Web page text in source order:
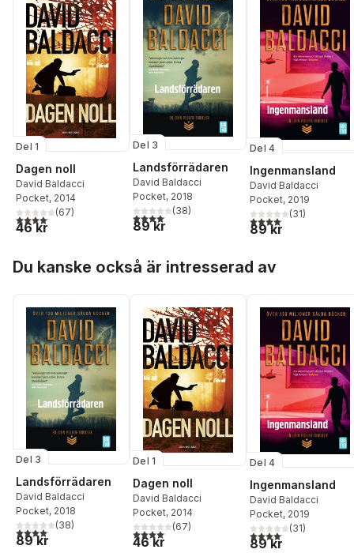
Del 1
Dagen noll
David Baldacci
Pocket, 2014
4,1utav 5 stjärnor. Totalt antal röster:
(67)
46 kr
Del 3
Landsförrädaren
David Baldacci
Pocket, 2018
4,1utav 5 stjärnor. Totalt antal röster:
(38)
89 kr
Del 4
Ingenmansland
David Baldacci
Pocket, 2019
4,1utav 5 stjärnor.
(31)
89 kr
Du kanske också är intresserad av
Del 3
Landsförrädaren
David Baldacci
Pocket, 2018
4,1utav 5 stjärnor. Totalt antal röster:
(38)
89 kr
Del 1
Dagen noll
David Baldacci
Pocket, 2014
4,1utav 5 stjärnor. Totalt antal röster:
(67)
46 kr
Del 4
Ingenmansland
David Baldacci
Pocket, 2019
4,1utav 5 stjärnor.
(31)
89 kr